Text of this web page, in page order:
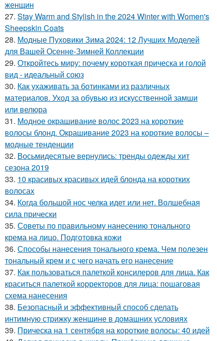
женщин
27. Stay Warm and Stylish in the 2024 Winter with Women's
Sheepskin Coats
28. Модные Пуховики Зима 2024: 12 Лучших Моделей
для Вашей Осенне-Зимней Коллекции
29. Откройтесь миру: почему короткая прическа и голой
вид - идеальный союз
30. Как ухаживать за ботинками из различных
материалов. Уход за обувью из искусственной замши
или велюра
31. Модное окрашивание волос 2023 на короткие
волосы блонд. Окрашивание 2023 на короткие волосы –
модные тенденции
32. Восьмидесятые вернулись: тренды одежды хит
сезона 2019
33. 10 красивых красивых идей блонда на коротких
волосах
34. Когда большой нос челка идет или нет. Волшебная
сила прически
35. Советы по правильному нанесению тонального
крема на лицо. Подготовка кожи
36. Способы нанесения тонального крема. Чем полезен
тональный крем и с чего начать его нанесение
37. Как пользоваться палеткой консилеров для лица. Как
краситься палеткой корректоров для лица: пошаговая
схема нанесения
38. Безопасный и эффективный способ сделать
интимную стрижку женщине в домашних условиях
39. Прическа на 1 сентября на короткие волосы: 40 идей